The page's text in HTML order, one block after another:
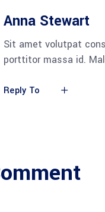
Anna Stewart
Sit amet volutpat
porttitor massa id.
Reply To